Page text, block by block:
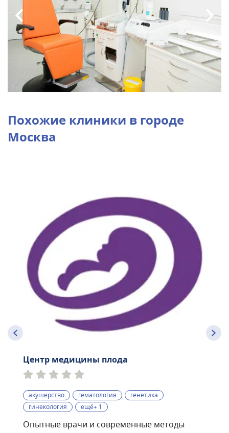
Похожие клиники в городе
Москва
Центр медицины плода
акушерство гематология
генетика
гинекология
ещё+ 1
Опытные врачи и современные методы